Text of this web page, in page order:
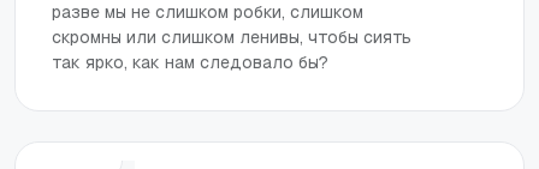
разве мы не слишком робки, слишком
скромны или слишком ленивы, чтобы сиять
так ярко, как нам следовало бы?